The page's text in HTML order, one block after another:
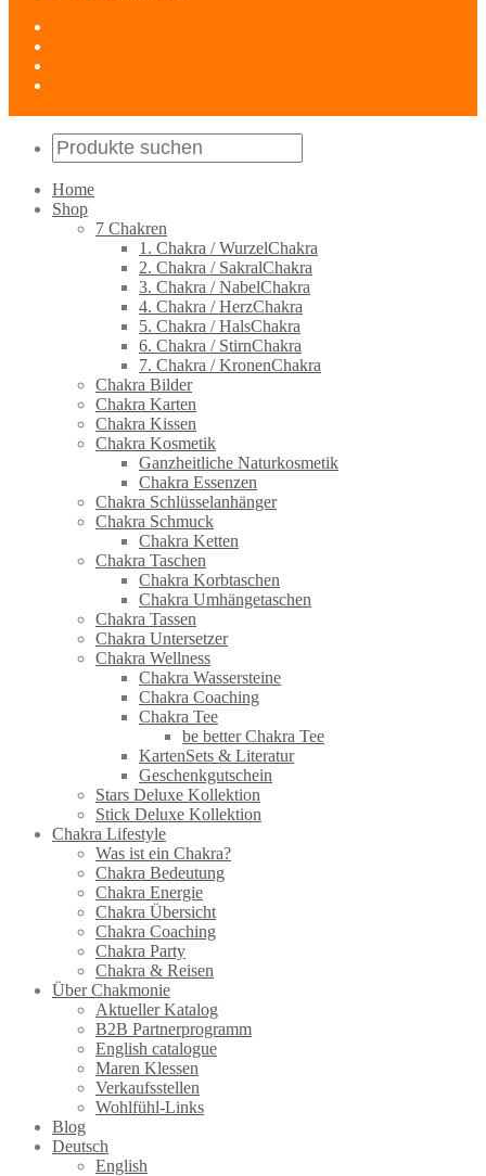
Home
Shop
7 Chakren
1. Chakra / WurzelChakra
2. Chakra / SakralChakra
3. Chakra / NabelChakra
4. Chakra / HerzChakra
5. Chakra / HalsChakra
6. Chakra / StirnChakra
7. Chakra / KronenChakra
Chakra Bilder
Chakra Karten
Chakra Kissen
Chakra Kosmetik
Ganzheitliche Naturkosmetik
Chakra Essenzen
Chakra Schlüsselanhänger
Chakra Schmuck
Chakra Ketten
Chakra Taschen
Chakra Korbtaschen
Chakra Umhängetaschen
Chakra Tassen
Chakra Untersetzer
Chakra Wellness
Chakra Wassersteine
Chakra Coaching
Chakra Tee
be better Chakra Tee
KartenSets & Literatur
Geschenkgutschein
Stars Deluxe Kollektion
Stick Deluxe Kollektion
Chakra Lifestyle
Was ist ein Chakra?
Chakra Bedeutung
Chakra Energie
Chakra Übersicht
Chakra Coaching
Chakra Party
Chakra & Reisen
Über Chakmonie
Aktueller Katalog
B2B Partnerprogramm
English catalogue
Maren Klessen
Verkaufsstellen
Wohlfühl-Links
Blog
Deutsch
English